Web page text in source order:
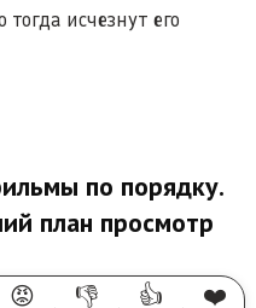
исчезнут его
по порядку.
план просмотр
😡
👎
👍
❤️